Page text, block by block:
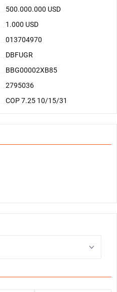
500.000.000 USD
1.000 USD
013704970
DBFUGR
BBG00002XB85
2795036
COP 7.25 10/15/31